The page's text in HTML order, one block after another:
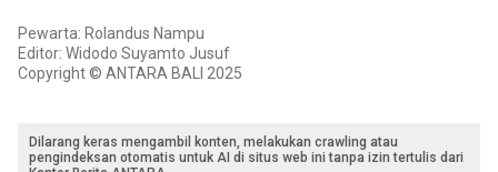
Pewarta: Rolandus Nampu
Editor: Widodo Suyamto Jusuf
Copyright © ANTARA BALI 2025
Dilarang keras mengambil konten, melakukan crawling atau
pengindeksan otomatis untuk AI di situs web ini tanpa izin tertulis dari